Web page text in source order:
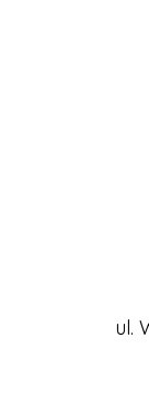
ul.